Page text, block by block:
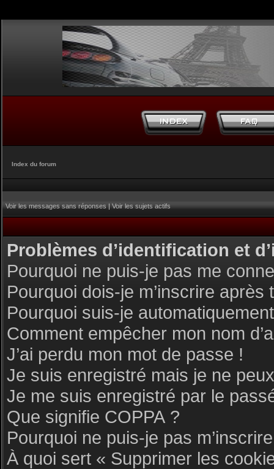
Index du forum
Voir les messages sans réponses|Voir les sujets actifs
Problèmes d’identification et
Pourquoi ne puis-je pas me
Pourquoi dois-je m’inscrire après
Pourquoi suis-je
Comment empêcher mon nom
J’ai perdu mon mot de passe !
Je suis enregistré mais je ne
Je me suis enregistré par le
Que signifie COPPA ?
Pourquoi ne puis-je pas
À quoi sert « Supprimer les